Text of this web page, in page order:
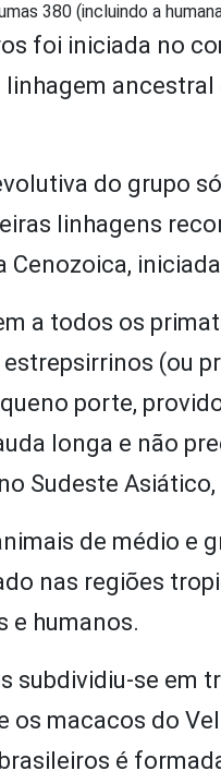
380 (incluindo a
foi iniciada no
linhagem
do grupo
linhagens
Cenozoica,
a todos os
(ou
porte,
longa e não
Sudeste
de médio e
nas regiões
e humanos.
subdividiu-se em
os macacos do
é